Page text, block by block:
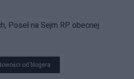
Poseł na Sejm RP obecnej
od blogera